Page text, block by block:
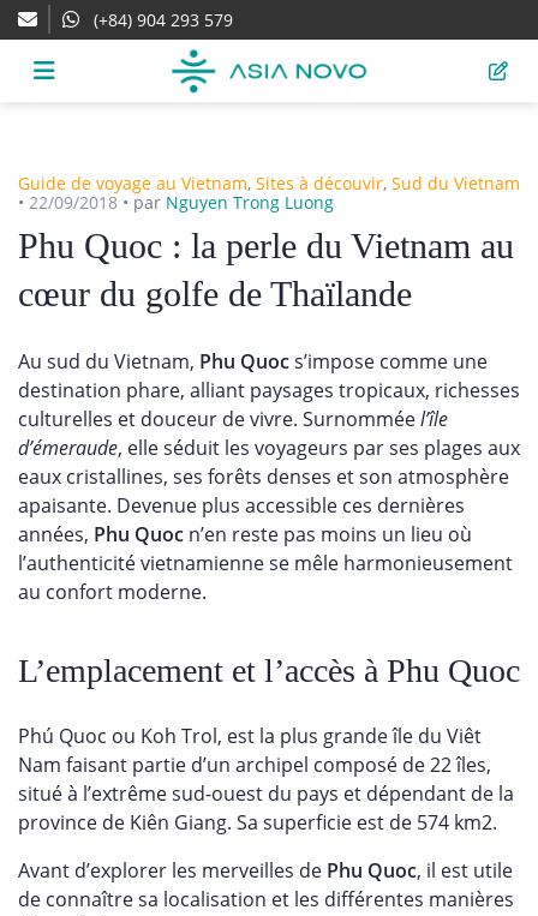
(+84) 904 293 579
Guide de voyage au Vietnam, Sites à découvir, Sud du Vietnam
• 22/09/2018 • par Nguyen Trong Luong
Phu Quoc : la perle du Vietnam au
cœur du golfe de Thaïlande
Au sud du Vietnam, Phu Quocs’impose comme une
destination phare, alliant paysages tropicaux, richesses
culturelles et douceur de vivre. Surnomméel’île
d’émeraude, elle séduit les voyageurs par ses plages aux
eaux cristallines, ses forêts denses et son atmosphère
apaisante. Devenue plus accessible ces dernières
années, Phu Quoc n’en reste pas moins un lieu où
l’authenticité vietnamienne se mêle harmonieusement
au confort moderne.
L’emplacement et l’accès à Phu Quoc
Phú Quoc ou Koh Trol, est la plus grande île du Viêt
Nam faisant partie d’un archipel composé de 22 îles,
situé à l’extrême sud-ouest du pays et dépendant de la
province de Kiên Giang. Sa superficie est de 574 km2.
Avant d’explorer les merveilles de Phu Quoc, il est utile
de connaître sa localisation et les différentes manières